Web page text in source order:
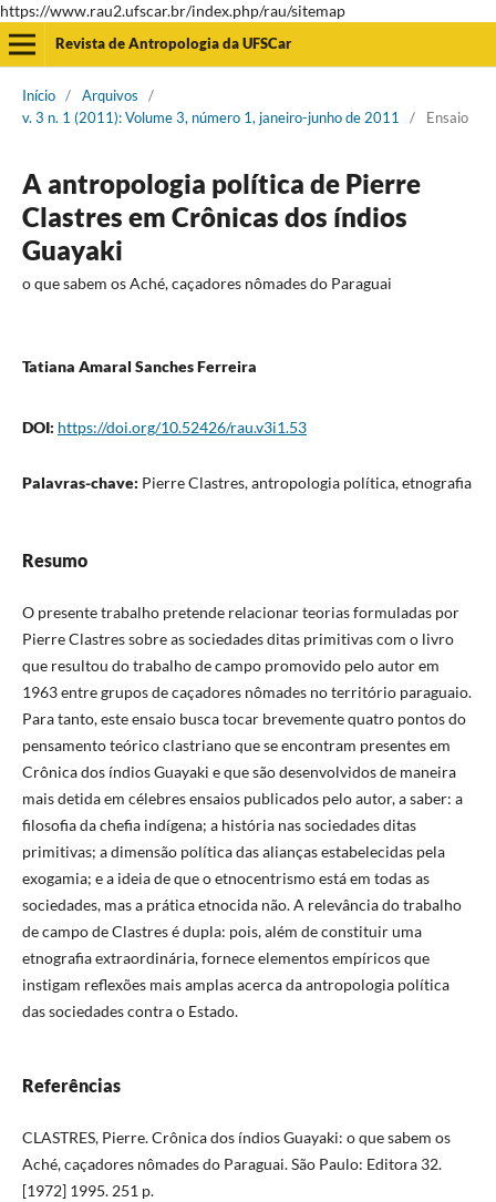
https://www.rau2.ufscar.br/index.php/rau/sitemap
Revista de Antropologia da UFSCar
Início / Arquivos
/
v. 3 n. 1 (2011): Volume 3, número 1, janeiro-junho de 2011
/ Ensaio
A antropologia política de Pierre
Clastres em Crônicas dos índios
Guayaki
o que sabem os Aché, caçadores nômades do Paraguai
Tatiana Amaral Sanches Ferreira
DOI: https://doi.org/10.52426/rau.v3i1.53
Palavras-chave: Pierre Clastres, antropologia política, etnografia
Resumo
O presente trabalho pretende relacionar teorias formuladas por
Pierre Clastres sobre as sociedades ditas primitivas com o livro
que resultou do trabalho de campo promovido pelo autor em
1963 entre grupos de caçadores nômades no território paraguaio.
Para tanto, este ensaio busca tocar brevemente quatro pontos do
pensamento teórico clastriano que se encontram presentes em
Crônica dos índios Guayaki e que são desenvolvidos de maneira
mais detida em célebres ensaios publicados pelo autor, a saber: a
filosofia da chefia indígena; a história nas sociedades ditas
primitivas; a dimensão política das alianças estabelecidas pela
exogamia; e a ideia de que o etnocentrismo está em todas as
sociedades, mas a prática etnocida não. A relevância do trabalho
de campo de Clastres é dupla: pois, além de constituir uma
etnografia extraordinária, fornece elementos empíricos que
instigam reflexões mais amplas acerca da antropologia política
das sociedades contra o Estado.
Referências
CLASTRES, Pierre. Crônica dos índios Guayaki: o que sabem os
Aché, caçadores nômades do Paraguai. São Paulo: Editora 32.
[1972] 1995. 251 p.